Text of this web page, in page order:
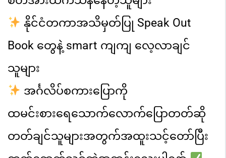
နိုင်ငံတကာအသိမှတ်ပြု Speak Out
Book တွေနဲ့ smart ကျကျ လေ့လာချင်
သူများ
အင်္ဂလိပ်စကားပြောကို
ထမင်းစားရေသောက်လောက်ပြောတတ်ဆို
တတ်ချင်သူများအတွက်အထူးသင့်တော်ပြီး